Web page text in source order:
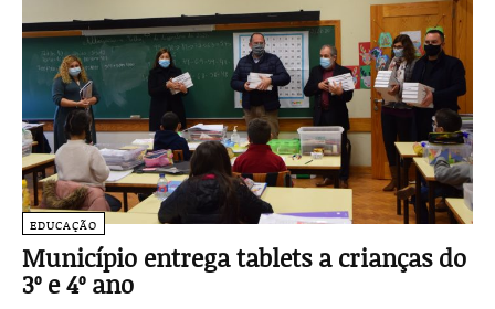
EDUCAÇÃO
Município entrega tablets a crianças do
3º e 4º ano